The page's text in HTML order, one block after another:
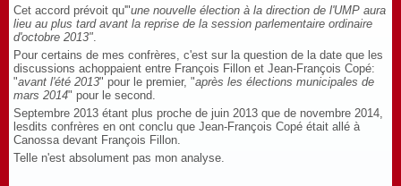
Cet accord prévoit qu'"une nouvelle élection à la direction de l'UMP aura
lieu au plus tard avant la reprise de la session parlementaire ordinaire
d'octobre 2013".
Pour certains de mes confrères, c'est sur la question de la date que les
discussions achoppaient entre François Fillon et Jean-François Copé:
"avant l'été 2013" pour le premier, "après les élections municipales de
mars 2014" pour le second.
Septembre 2013 étant plus proche de juin 2013 que de novembre 2014,
lesdits confrères en ont conclu que Jean-François Copé était allé à
Canossa devant François Fillon.
Telle n'est absolument pas mon analyse.